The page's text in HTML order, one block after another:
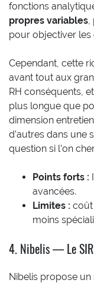
fonctions
propres variables,
pour objectiver les
Cependant, cette
avant tout aux
RH conséquents,
plus longue que
dimension
d’autres dans une
question si l’on
Points forts :
avancées.
Limites : coût
moins
4. Nibelis — Le
Nibelis propose